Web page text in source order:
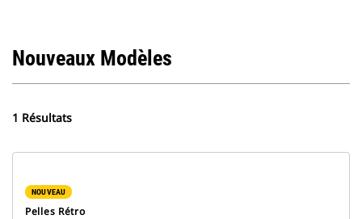
Nouveaux Modèles
1 Résultats
NOUVEAU
Pelles Rétro